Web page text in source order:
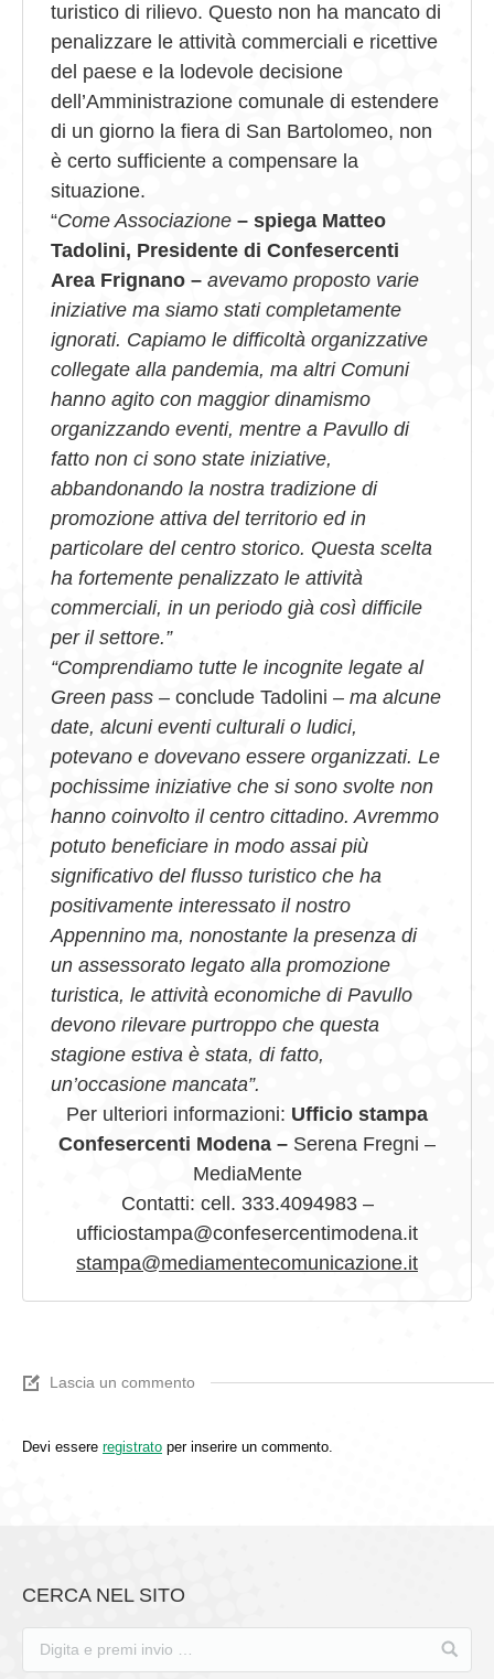
turistico di rilievo. Questo non ha mancato di
penalizzare le attività commerciali e ricettive
del paese e la lodevole decisione
dell’Amministrazione comunale di estendere
di un giorno la fiera di San Bartolomeo, non
è certo sufficiente a compensare la
situazione.
“Come Associazione – spiega Matteo
Tadolini, Presidente di Confesercenti
Area Frignano – avevamo proposto varie
iniziative ma siamo stati completamente
ignorati. Capiamo le difficoltà organizzative
collegate alla pandemia, ma altri Comuni
hanno agito con maggior dinamismo
organizzando eventi, mentre a Pavullo di
fatto non ci sono state iniziative,
abbandonando la nostra tradizione di
promozione attiva del territorio ed in
particolare del centro storico. Questa scelta
ha fortemente penalizzato le attività
commerciali, in un periodo già così difficile
per il settore.”
“Comprendiamo tutte le incognite legate al
Green pass – conclude Tadolini – ma alcune
date, alcuni eventi culturali o ludici,
potevano e dovevano essere organizzati. Le
pochissime iniziative che si sono svolte non
hanno coinvolto il centro cittadino. Avremmo
potuto beneficiare in modo assai più
significativo del flusso turistico che ha
positivamente interessato il nostro
Appennino ma, nonostante la presenza di
un assessorato legato alla promozione
turistica, le attività economiche di Pavullo
devono rilevare purtroppo che questa
stagione estiva è stata, di fatto,
un’occasione mancata”.
Per ulteriori informazioni: Ufficio stampa
Confesercenti Modena – Serena Fregni –
MediaMente
Contatti: cell. 333.4094983 –
ufficiostampa@confesercentimodena.it
stampa@mediamentecomunicazione.it
Lascia un commento
Devi essere registrato per inserire un commento.
CERCA NEL SITO